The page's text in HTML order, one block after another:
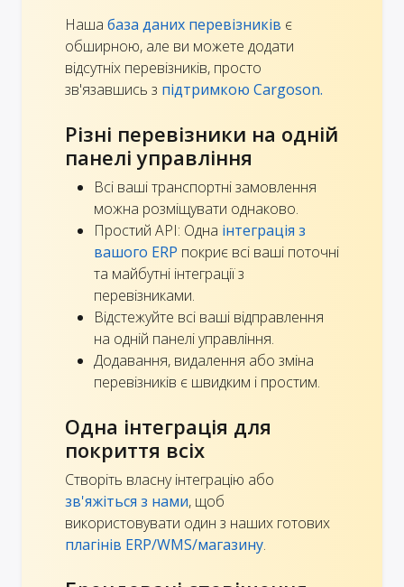
Наша база даних перевізників є
обширною, але ви можете додати
відсутніх перевізників, просто
зв'язавшись з підтримкою Cargoson.
Різні перевізники на одній
панелі управління
Всі ваші транспортні замовлення
можна розміщувати однаково.
Простий API: Одна інтеграція з
вашого ERP покриє всі ваші поточні
та майбутні інтеграції з
перевізниками.
Відстежуйте всі ваші відправлення
на одній панелі управління.
Додавання, видалення або зміна
перевізників є швидким і простим.
Одна інтеграція для
покриття всіх
Створіть власну інтеграцію або
зв'яжіться з нами, щоб
використовувати один з наших готових
плагінів ERP/WMS/магазину.